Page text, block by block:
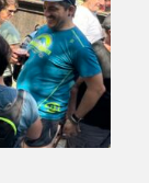
eta
hori
Gehiago